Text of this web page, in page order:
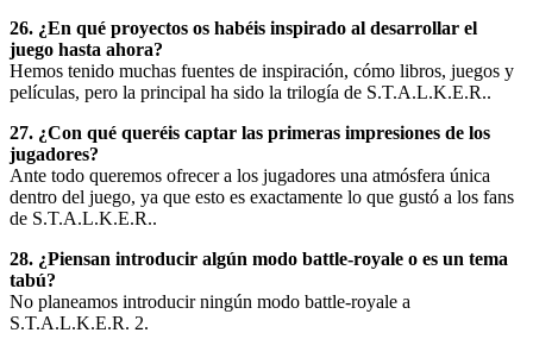
26. ¿En qué proyectos os habéis inspirado al desarrollar el
juego hasta ahora?
Hemos tenido muchas fuentes de inspiración, cómo libros, juegos y
películas, pero la principal ha sido la trilogía de S.T.A.L.K.E.R..
27. ¿Con qué queréis captar las primeras impresiones de los
jugadores?
Ante todo queremos ofrecer a los jugadores una atmósfera única
dentro del juego, ya que esto es exactamente lo que gustó a los fans
de S.T.A.L.K.E.R..
28. ¿Piensan introducir algún modo battle-royale o es un tema
tabú?
No planeamos introducir ningún modo battle-royale a
S.T.A.L.K.E.R. 2.